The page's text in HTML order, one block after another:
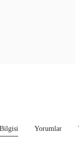
Yorumlar